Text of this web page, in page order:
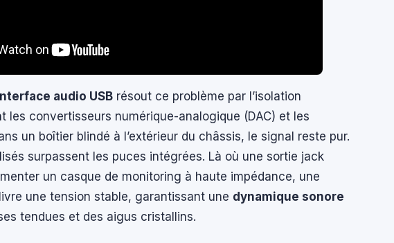
audio USB résout ce problème par l’isolation
les convertisseurs numérique-analogique (DAC) et les
un boîtier blindé à l’extérieur du châssis, le signal reste pur.
surpassent les puces intégrées. Là où une sortie jack
un casque de monitoring à haute impédance, une
une tension stable, garantissant une dynamique sonore
tendues et des aigus cristallins.